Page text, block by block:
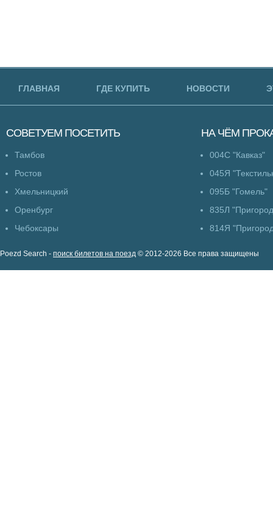
ГЛАВНАЯ ГДЕ КУПИТЬ НОВОСТИ
СОВЕТУЕМ ПОСЕТИТЬ
Тамбов
Ростов
Хмельницкий
Оренбург
Чебоксары
НА ЧЁМ
004С "Кавказ"
045Я
095Б "Гомель"
835Л
814Я
Poezd Search - поиск билетов на поезд © 2012-2026 Все права защищены